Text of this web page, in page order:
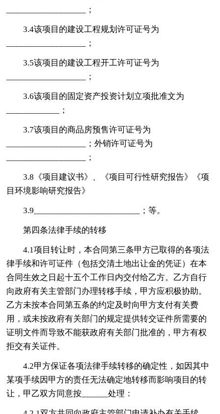
__________________；
3.4该项目的建设工程规划许可证号为
__________________；
3.5该项目的建设工程开工许可证号为
__________________；
3.6该项目的固定资产投资计划立项批准文为
____________；
3.7该项目的商品房预售许可证号为
__________________；外销许可证号为
__________________；
3.8《项目建议书》、《项目可行性研究报告》《项
目环境影响研究报告》
3.9________________________；等。
第四条法律手续的转移
4.1项目转让时，本合同第三条甲方已取得的各项法
律手续和许可证件（包括交清土地出让金的凭证）在本
合同生效之日起十五个工作日内交付给乙方。乙方自行
向政府有关主管部门办理转移手续，甲方应积极协助。
乙方未按本合同第五条的约定及时向甲方支付有关费
用，或未按政府有关部门的规定提供转交证件所需要的
证明文件而导致不能获政府有关部门批准的，甲方有权
拒交有关证件。
4.2甲方保证各项法律手续转移的确定性，如因其中
某项手续因甲方的责任无法确定地转移而影响项目的转
让，甲乙双方同意按______处理：